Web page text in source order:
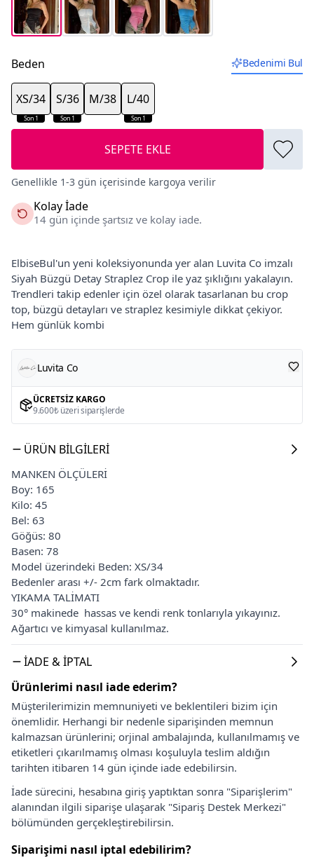
Beden Bedenimi Bul
Son 1
XS/34
Son 1
S/36 M/38
Son 1
L/40
SEPETE EKLE
Genellikle 1-3 gün içerisinde kargoya verilir
Kolay İade
14 gün içinde şartsız ve kolay iade.
ElbiseBul'un yeni koleksiyonunda yer alan Luvita Co imzalı
Siyah Büzgü Detay Straplez Crop ile yaz şıklığını yakalayın.
Trendleri takip edenler için özel olarak tasarlanan bu crop
top, büzgü detayları ve straplez kesimiyle dikkat çekiyor.
Hem günlük kombi
Luvita Co
ÜCRETSIZ KARGO
9.600₺ üzeri siparişlerde
ÜRÜN BILGILERI
MANKEN ÖLÇÜLERİ
Boy: 165
Kilo: 45
Bel: 63
Göğüs: 80
Basen: 78
Model üzerindeki Beden: XS/34
Bedenler arası +/- 2cm fark olmaktadır.
YIKAMA TALİMATI
30° makinede hassas ve kendi renk tonlarıyla yıkayınız.
Ağartıcı ve kimyasal kullanılmaz.
İADE & İPTAL
Ürünlerimi nasıl iade ederim?
Müşterilerimizin memnuniyeti ve beklentileri bizim için
önemlidir. Herhangi bir nedenle siparişinden memnun
kalmazsan ürünlerini; orjinal ambalajında, kullanılmamış ve
etiketleri çıkarılmamış olması koşuluyla teslim aldığın
tarihten itibaren 14 gün içinde iade edebilirsin.
İade sürecini, hesabına giriş yaptıktan sonra "Siparişlerim"
alanından ilgili siparişe ulaşarak "Sipariş Destek Merkezi"
bölümünden gerçekleştirebilirsin.
Siparişimi nasıl iptal edebilirim?